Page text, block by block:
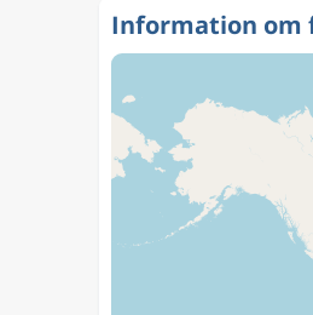
Information om